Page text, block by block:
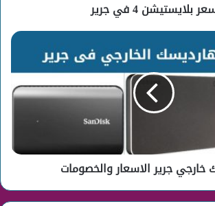
بلايستيشن 4 في جرير
جرير الاسعار والخصومات